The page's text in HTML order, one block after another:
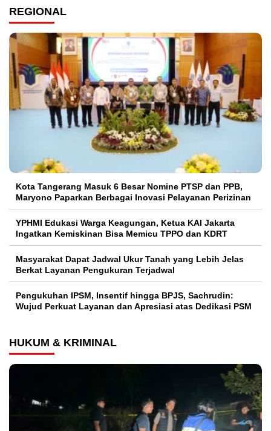
REGIONAL
Kota Tangerang Masuk 6 Besar Nomine PTSP dan PPB,
Maryono Paparkan Berbagai Inovasi Pelayanan Perizinan
YPHMI Edukasi Warga Keagungan, Ketua KAI Jakarta
Ingatkan Kemiskinan Bisa Memicu TPPO dan KDRT
Masyarakat Dapat Jadwal Ukur Tanah yang Lebih Jelas
Berkat Layanan Pengukuran Terjadwal
Pengukuhan IPSM, Insentif hingga BPJS, Sachrudin:
Wujud Perkuat Layanan dan Apresiasi atas Dedikasi PSM
HUKUM & KRIMINAL